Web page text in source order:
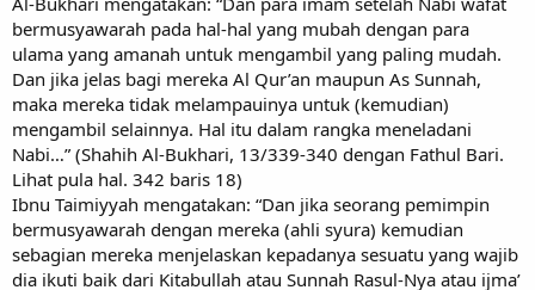
bermusyawarah pada hal-hal yang mubah dengan para
ulama yang amanah untuk mengambil yang paling mudah.
Dan jika jelas bagi mereka Al Qur’an maupun As Sunnah,
maka mereka tidak melampauinya untuk (kemudian)
mengambil selainnya. Hal itu dalam rangka meneladani
Nabi…” (Shahih Al-Bukhari, 13/339-340 dengan Fathul Bari.
Lihat pula hal. 342 baris 18)
Ibnu Taimiyyah mengatakan: “Dan jika seorang pemimpin
bermusyawarah dengan mereka (ahli syura) kemudian
sebagian mereka menjelaskan kepadanya sesuatu yang wajib
dia ikuti baik dari Kitabullah atau Sunnah Rasul-Nya atau ijma’